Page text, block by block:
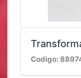
Codigo: